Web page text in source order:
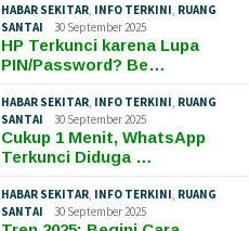
HABAR SEKITAR INFO TERKINI RUANG
SANTAI
30 September 2025
HP Terkunci karena Lupa
PIN/Password? Be…
HABAR SEKITAR INFO TERKINI RUANG
SANTAI
30 September 2025
Cukup 1 Menit, WhatsApp
Terkunci Diduga …
HABAR SEKITAR INFO TERKINI RUANG
SANTAI
30 September 2025